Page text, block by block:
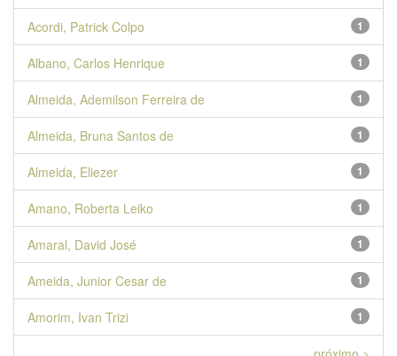
1
Acordi, Patrick Colpo
1
Albano, Carlos Henrique
1
Almeida, Ademilson Ferreira de
1
Almeida, Bruna Santos de
1
Almeida, Eliezer
1
Amano, Roberta Leiko
1
Amaral, David José
1
Ameida, Junior Cesar de
1
Amorim, Ivan Trizi